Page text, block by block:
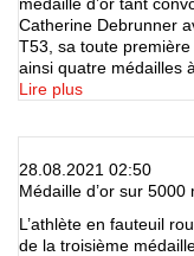
Catherine Debrunner
T53, sa toute
ainsi quatre médailles
Lire plus
28.08.2021 02:50
Médaille d’or sur
L’athlète en fauteuil
de la troisième